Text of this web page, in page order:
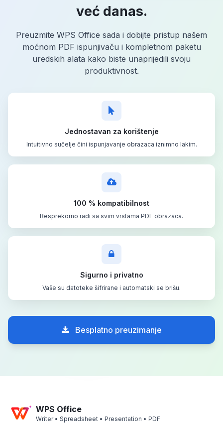
već danas.
Preuzmite WPS Office sada i dobijte pristup našem
moćnom PDF ispunjivaču i kompletnom paketu
uredskih alata kako biste unaprijedili svoju
produktivnost.
Jednostavan za korištenje
Intuitivno sučelje čini ispunjavanje obrazaca iznimno lakim.
100 % kompatibilnost
Besprekorno radi sa svim vrstama PDF obrazaca.
Sigurno i privatno
Vaše su datoteke šifrirane i automatski se brišu.
Besplatno preuzimanje
WPS Office
Writer • Spreadsheet • Presentation • PDF